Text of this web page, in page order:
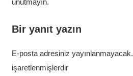
Bir yanıt yazın
E-posta adresiniz yayınlanmayacak.
işaretlenmişlerdir